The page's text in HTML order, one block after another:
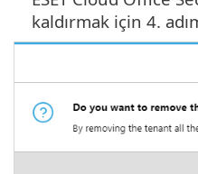
kaldırmak için 4.